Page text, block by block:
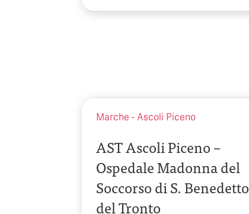
Marche - Ascoli Piceno
AST Ascoli Piceno –
Ospedale Madonna del
Soccorso di S. Benedetto
del Tronto